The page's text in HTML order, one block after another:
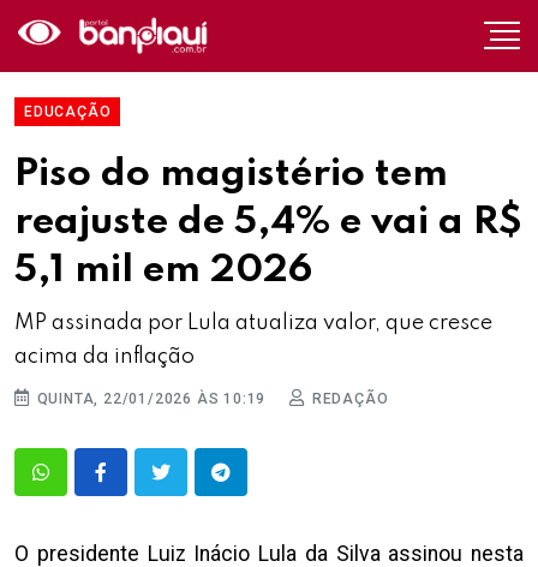
EDUCAÇÃO
Piso do magistério tem
reajuste de 5,4% e vai a R$
5,1 mil em 2026
MP assinada por Lula atualiza valor, que cresce
acima da inflação
QUINTA, 22/01/2026 ÀS 10:19 REDAÇÃO
O presidente Luiz Inácio Lula da Silva assinou nesta